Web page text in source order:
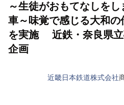
～生徒がおもてなしを
車～味覚で感じる大和の
を実施 近鉄・奈良県立
企画
近畿日本鉄道株式会社